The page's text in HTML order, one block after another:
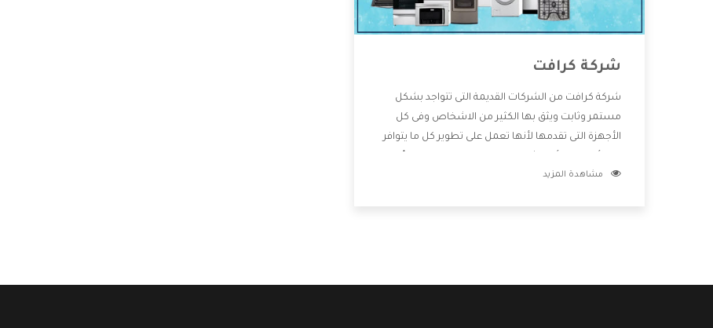
شركة كرافت
شركة كرافت من الشركات القديمة التى تتواجد بشكل
مستمر وثابت ويثق بها الكثير من الاشخاص وفى كل
الأجهزة التى تقدمها لأنها تعمل على تطوير كل ما يتوافر
خدمات ما بعد البيع مع المنتجات وتقدم للعملاء أقوى
مشاهدة المزيد